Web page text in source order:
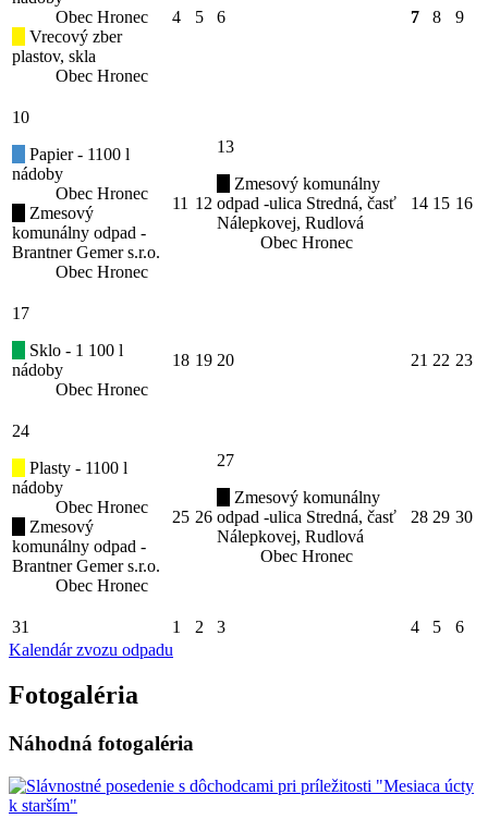
Obec Hronec
Vrecový zber
plastov, skla
Obec Hronec
4 5 6 7 8 9
10
Papier - 1100 l
nádoby
Obec Hronec
Zmesový
komunálny odpad -
Brantner Gemer s.r.o.
Obec Hronec
11 12
13
Zmesový komunálny
odpad -ulica Stredná, časť
Nálepkovej, Rudlová
Obec Hronec
14 15 16
17
Sklo - 1 100 l
nádoby
Obec Hronec
18 19 20 21 22 23
24
Plasty - 1100 l
nádoby
Obec Hronec
Zmesový
komunálny odpad -
Brantner Gemer s.r.o.
Obec Hronec
25 26
27
Zmesový komunálny
odpad -ulica Stredná, časť
Nálepkovej, Rudlová
Obec Hronec
28 29 30
31 1 2 3 4 5
6
Kalendár zvozu odpadu
Fotogaléria
Náhodná fotogaléria